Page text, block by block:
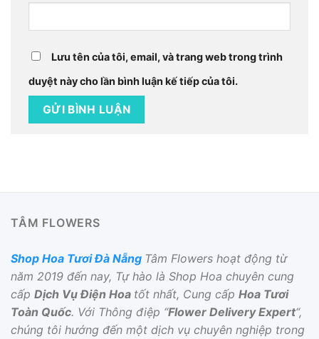
Lưu tên của tôi, email, và trang web trong trình
duyệt này cho lần bình luận kế tiếp của tôi.
TÂM FLOWERS
Shop Hoa Tươi Đà Nẵng Tâm Flowers hoạt động từ
năm 2019 đến nay, Tự hào là Shop Hoa chuyên cung
cấp Dịch Vụ Điện Hoa tốt nhất, Cung cấp Hoa Tươi
Toàn Quốc. Với Thông điệp “Flower Delivery Expert“,
chúng tôi hướng đến một dịch vụ chuyên nghiệp trong